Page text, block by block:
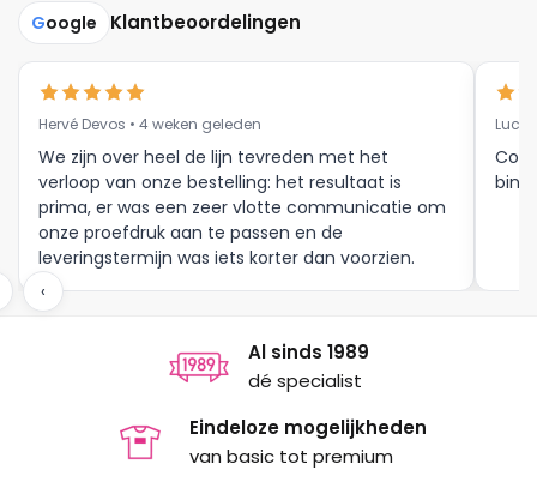
Deze
optie
kan
gekozen
worden
op
de
productpagina
productpagina
Google Klantbeoordelingen
Hervé Devos • 4 weken geleden
We zijn over heel de lijn tevreden met het
verloop van onze bestelling: het resultaat is
prima, er was een zeer vlotte communicatie om
onze proefdruk aan te passen en de
leveringstermijn was iets korter dan voorzien.
Meer moet dat niet zijn.
Luc
‹
Al sinds 1989
dé specialist
Eindeloze mogelijkheden
van basic tot premium